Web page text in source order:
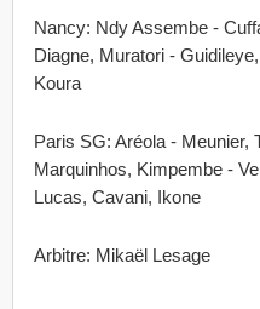
Nancy: Ndy Assembe -
Diagne, Muratori -
Koura
Paris SG: Aréola - Meunier,
Marquinhos, Kimpembe -
Lucas, Cavani, Ikone
Arbitre: Mikaël Lesage